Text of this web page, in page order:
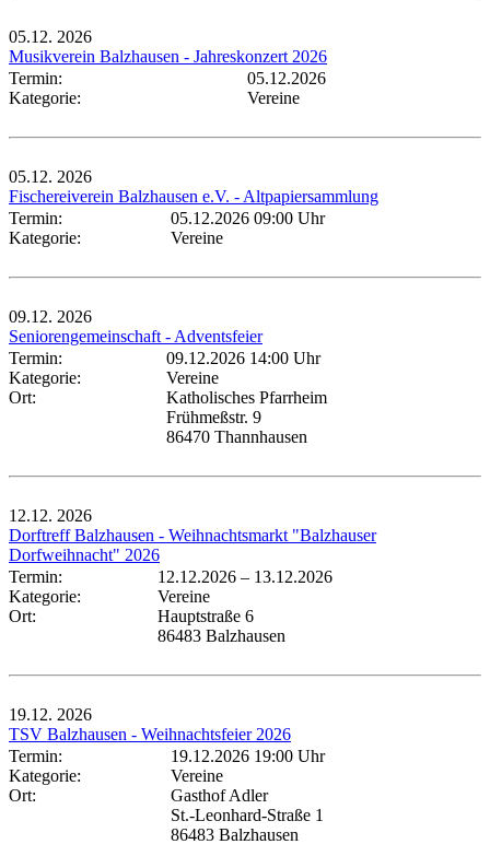
05.12. 2026
Musikverein Balzhausen - Jahreskonzert 2026
Termin:
05.12.2026
Kategorie:
Vereine
05.12. 2026
Fischereiverein Balzhausen e.V. - Altpapiersammlung
Termin:
05.12.2026 09:00 Uhr
Kategorie:
Vereine
09.12. 2026
Seniorengemeinschaft - Adventsfeier
Termin:
09.12.2026 14:00 Uhr
Kategorie:
Vereine
Ort:
Katholisches Pfarrheim
Frühmeßstr. 9
86470 Thannhausen
12.12. 2026
Dorftreff Balzhausen - Weihnachtsmarkt "Balzhauser
Dorfweihnacht" 2026
Termin:
12.12.2026 – 13.12.2026
Kategorie:
Vereine
Ort:
Hauptstraße 6
86483 Balzhausen
19.12. 2026
TSV Balzhausen - Weihnachtsfeier 2026
Termin:
19.12.2026 19:00 Uhr
Kategorie:
Vereine
Ort:
Gasthof Adler
St.-Leonhard-Straße 1
86483 Balzhausen